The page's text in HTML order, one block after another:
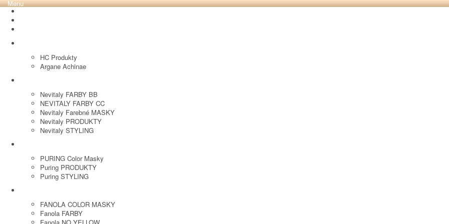
Menu
HC Produkty
Argane Achinae
Nevitaly FARBY BB
NEVITALY FARBY CC
Nevitaly Farebné MASKY
Nevitaly PRODUKTY
Nevitaly STYLING
PURING Color Masky
Puring PRODUKTY
Puring STYLING
FANOLA COLOR MASKY
Fanola FARBY